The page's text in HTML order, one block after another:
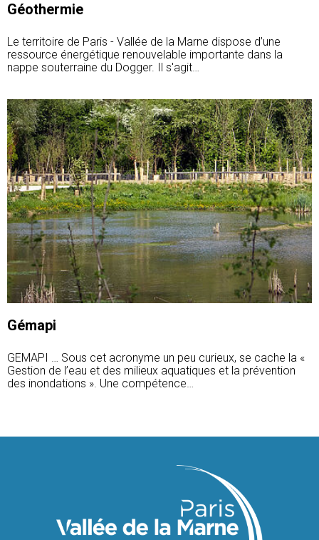
Géothermie
Le territoire de Paris - Vallée de la Marne dispose d’une
ressource énergétique renouvelable importante dans la
nappe souterraine du Dogger. Il s'agit…
Gémapi
GEMAPI … Sous cet acronyme un peu curieux, se cache la «
Gestion de l’eau et des milieux aquatiques et la prévention
des inondations ». Une compétence…